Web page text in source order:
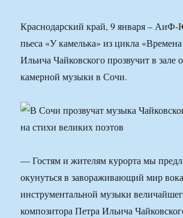
Краснодарский край, 9 января –
пьеса «У камелька» из цикла
Ильича Чайковского прозвучит в зале
камерной музыки в Сочи.
— Гостям и жителям курорта мы
окунуться в завораживающий мир
инструментальной музыки
композитора Петра Ильича